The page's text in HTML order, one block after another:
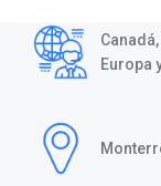
Europa